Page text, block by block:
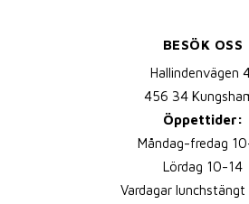
BESÖK OSS
Hallindenvägen
456 34
Öppettider:
Måndag-fredag
Lördag 10-14
Vardagar